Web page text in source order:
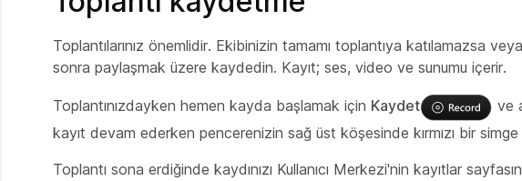
Toplantılarınız önemlidir. Ekibinizin tamamı toplantıya katılamazsa
sonra paylaşmak üzere kaydedin. Kayıt; ses, video ve sunumu içerir.
Toplantınızdayken hemen kayda başlamak için Kaydet ve
kayıt devam ederken pencerenizin sağ üst köşesinde kırmızı bir
Toplantı sona erdiğinde kaydınızı Kullanıcı Merkezi'nin kayıtlar